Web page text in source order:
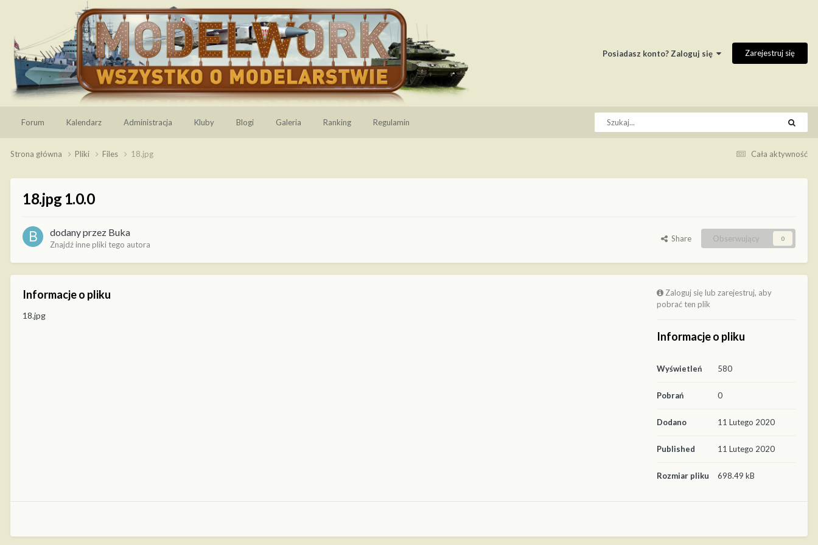
Posiadasz konto? Zaloguj się Zarejestruj się
Forum Kalendarz Administracja Kluby Blogi Galeria Ranking Regulamin
Cała aktywność
Strona główna Pliki Files 18.jpg
18.jpg 1.0.0
dodany przez Buka
Znajdź inne pliki tego autora
Share Obserwujący 0
Informacje o pliku
18.jpg
Zaloguj się lub zarejestruj, aby
pobrać ten plik
Informacje o pliku
Wyświetleń 580
Pobrań 0
Dodano 11 Lutego 2020
Published 11 Lutego 2020
Rozmiar pliku 698.49 kB